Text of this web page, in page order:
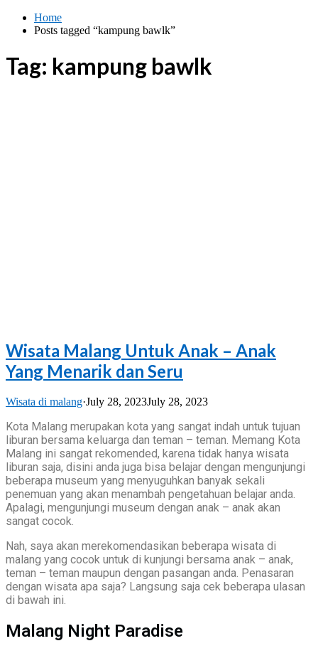
Skip
Home
Posts tagged “kampung bawlk”
Tag: kampung bawlk
Wisata Malang Untuk Anak – Anak
Yang Menarik dan Seru
Wisata di malang·July 28, 2023July 28, 2023
Kota Malang merupakan kota yang sangat indah untuk tujuan
liburan bersama keluarga dan teman – teman. Memang Kota
Malang ini sangat rekomended, karena tidak hanya wisata
liburan saja, disini anda juga bisa belajar dengan mengunjungi
beberapa museum yang menyuguhkan banyak sekali
penemuan yang akan menambah pengetahuan belajar anda.
Apalagi, mengunjungi museum dengan anak – anak akan
sangat cocok.
Nah, saya akan merekomendasikan beberapa wisata di
malang yang cocok untuk di kunjungi bersama anak – anak,
teman – teman maupun dengan pasangan anda. Penasaran
dengan wisata apa saja? Langsung saja cek beberapa ulasan
di bawah ini.
Malang Night Paradise